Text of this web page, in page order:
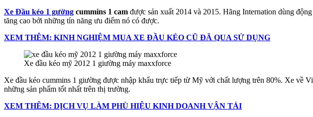
Xe Đầu kéo 1 gường cummins 1 cam được sản xuất 2014 và 2015. Hãng Internation dùng
tăng cao bởi những tín năng ưu điểm nó có được.
XEM THÊM: KINH NGHIỆM MUA XE ĐẦU KÉO CŨ ĐÃ QUA SỬ DỤNG
Xe đầu kéo mỹ 2012 1 giường máy maxxforce
Xe đầu kéo cummins 1 giường được nhập khẩu trực tiếp từ Mỹ với chất lượng trên 80%. Xe về
những sản phẩm tốt nhất trên thị trường.
XEM THÊM: DỊCH VỤ LÀM PHÙ HIỆU KINH DOANH VẬN TẢI